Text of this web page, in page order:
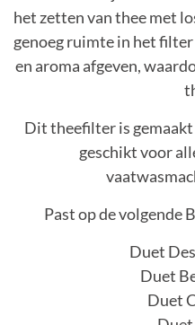
het zetten van thee met
genoeg ruimte in het filter
en aroma afgeven,
Dit theefilter is gemaakt
geschikt voor
Past op de volgende
Duet
Duet
Duet